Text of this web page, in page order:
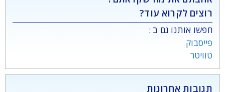
רוצים לקרוא עוד?
חפשו אותנו גם ב :
פייסבוק
טוויטר
תגובות אחרונות